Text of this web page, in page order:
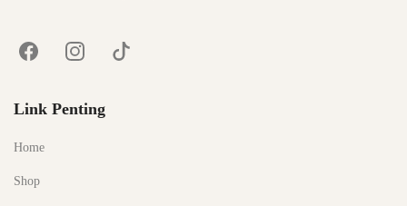
Link Penting
Home
Shop